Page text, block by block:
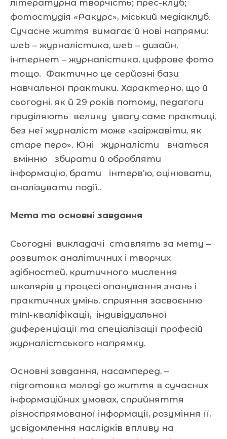
літературна творчість; прес-клуб;
фотостудія «Ракурс», міський медіаклуб.
Сучасне життя вимагає й нові напрями:
web – журналістика, web – дизайн,
інтернет – журналістика, цифрове фото
тощо. Фактично це серйозні бази
навчальної практики. Характерно, що й
сьогодні, як й 29 років потому, педагоги
приділяють велику увагу саме практиці,
без неї журналіст може «заіржавіти, як
старе перо». Юні журналісти вчаться
вмінню збирати й обробляти
інформацію, брати інтерв’ю, оцінювати,
аналізувати події..
Мета та основні завдання
Сьогодні викладачі ставлять за мету –
розвиток аналітичних і творчих
здібностей, критичного мислення
школярів у процесі опанування знань і
практичних умінь, сприяння засвоєнню
mini-кваліфікації, індивідуальної
диференціації та спеціалізації професій
журналістського напрямку.
Основні завдання, насамперед, –
підготовка молоді до життя в сучасних
інформаційних умовах, сприйняття
різноспрямованої інформації, розуміння її,
усвідомлення наслідків впливу на